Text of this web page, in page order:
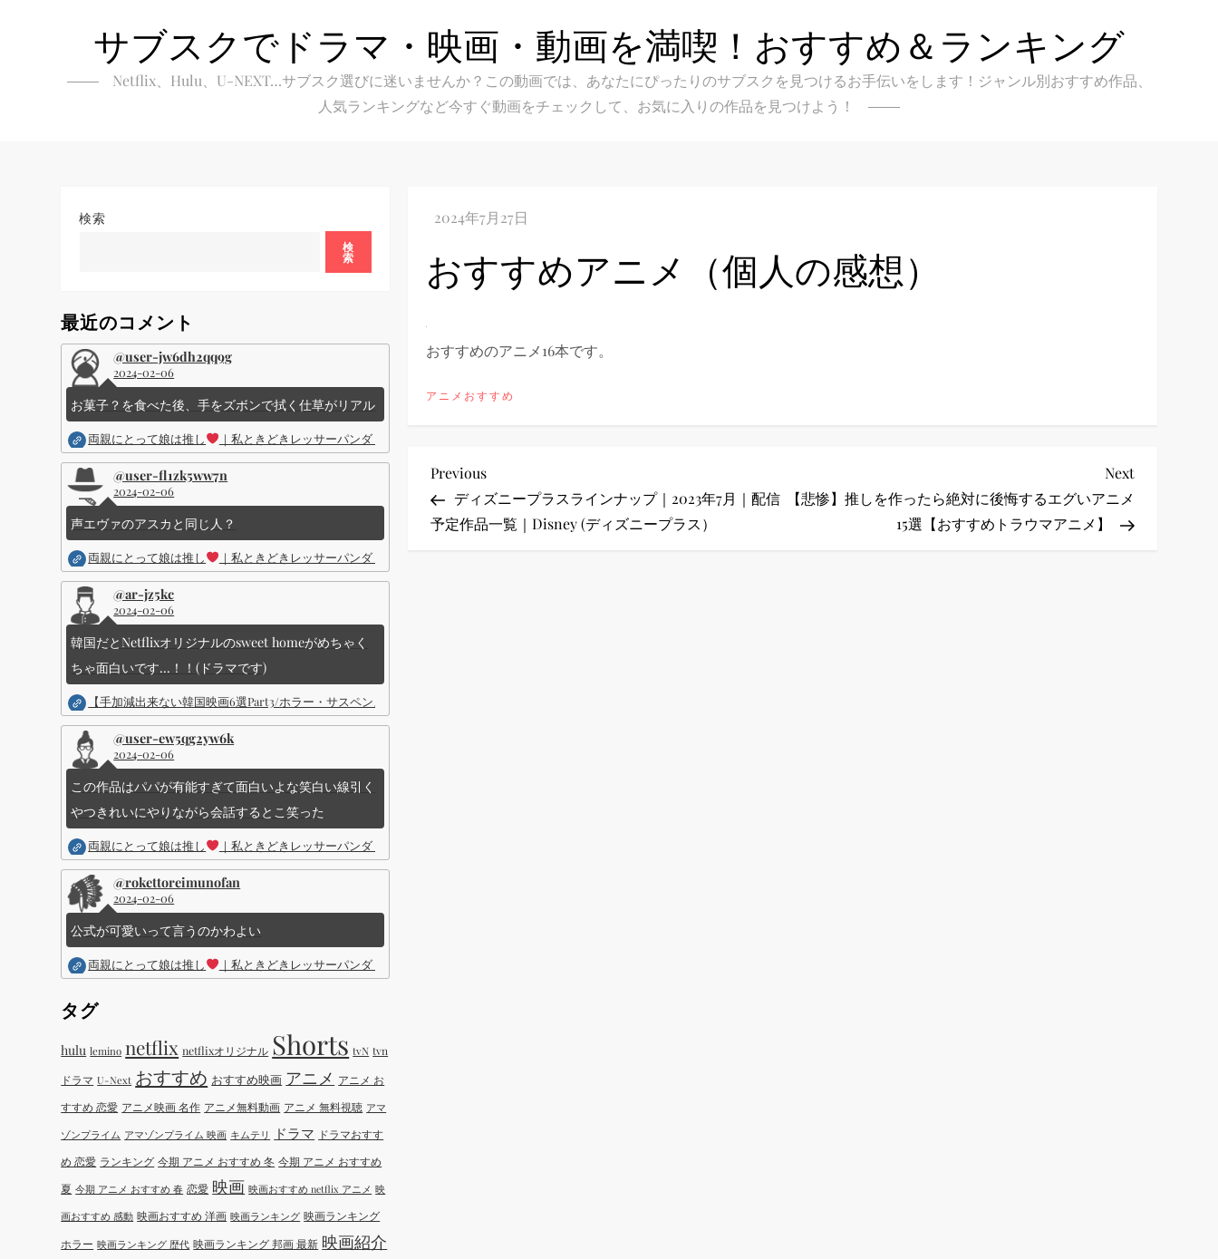
サブスクでドラマ・映画・動画を満喫！おすすめ＆ランキング
Netflix、Hulu、U-NEXT…サブスク選びに迷いませんか？この動画では、あなたにぴったりのサブスクを見つけるお手伝いをします！ジャンル別おすすめ作品、
人気ランキングなど今すぐ動画をチェックして、お気に入りの作品を見つけよう！
おすすめアニメ（個人の感想）
おすすめのアニメ16本です。
アニメおすすめ
投
稿
Previous
Post
Previous
ディズニープラスラインナップ｜2023年7月｜配信
予定作品一覧｜Disney (ディズニープラス）
Next
Next
【悲惨】推しを作ったら絶対に後悔するエグいアニメ
15選【おすすめトラウマアニメ】
検索
検
索
最近のコメント
@user-jw6dh2qq9g
2024-02-06
お菓子？を食べた後、手をズボンで拭く仕草がリアル
両親にとって娘は推し ｜私ときどきレッサーパンダ ｜Disney (ディズニープラス）
@user-fl1zk5ww7n
2024-02-06
声エヴァのアスカと同じ人？
両親にとって娘は推し ｜私ときどきレッサーパンダ ｜Disney (ディズニープラス）
@ar-jz5kc
2024-02-06
韓国だとNetflixオリジナルのsweet homeがめちゃく
ちゃ面白いです...！！(ドラマです)
【手加減出来ない韓国映画6選Part3/ホラー・サスペンス・ノワール】韓国至上の《最凶の悪》が登場する韓国映画。
@user-ew5qg2yw6k
2024-02-06
この作品はパパが有能すぎて面白いよな笑白い線引く
やつきれいにやりながら会話するとこ笑った
両親にとって娘は推し ｜私ときどきレッサーパンダ ｜Disney (ディズニープラス）
@rokettoreimunofan
2024-02-06
公式が可愛いって言うのかわよい
両親にとって娘は推し ｜私ときどきレッサーパンダ ｜Disney (ディズニープラス）
タグ
hulu lemino netflix netflixオリジナル Shorts tvN tvn
ドラマ U-Next おすすめ おすすめ映画 アニメ アニメ お
すすめ 恋愛 アニメ映画 名作 アニメ無料動画 アニメ 無料視聴 アマ
ゾンプライム アマゾンプライム 映画 キムテリ ドラマ ドラマおすす
め 恋愛 ランキング 今期 アニメ おすすめ 冬 今期 アニメ おすすめ
夏 今期 アニメ おすすめ 春 恋愛 映画 映画おすすめ netflix アニメ 映
画おすすめ 感動 映画おすすめ 洋画 映画ランキング 映画ランキング
ホラー 映画ランキング 歴代 映画ランキング 邦画 最新 映画紹介